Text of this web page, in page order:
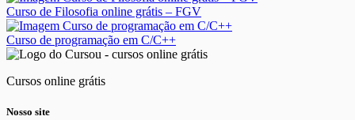
Curso de Filosofia online grátis – FGV
Curso de programação em C/C++
Cursos online grátis
Nosso site